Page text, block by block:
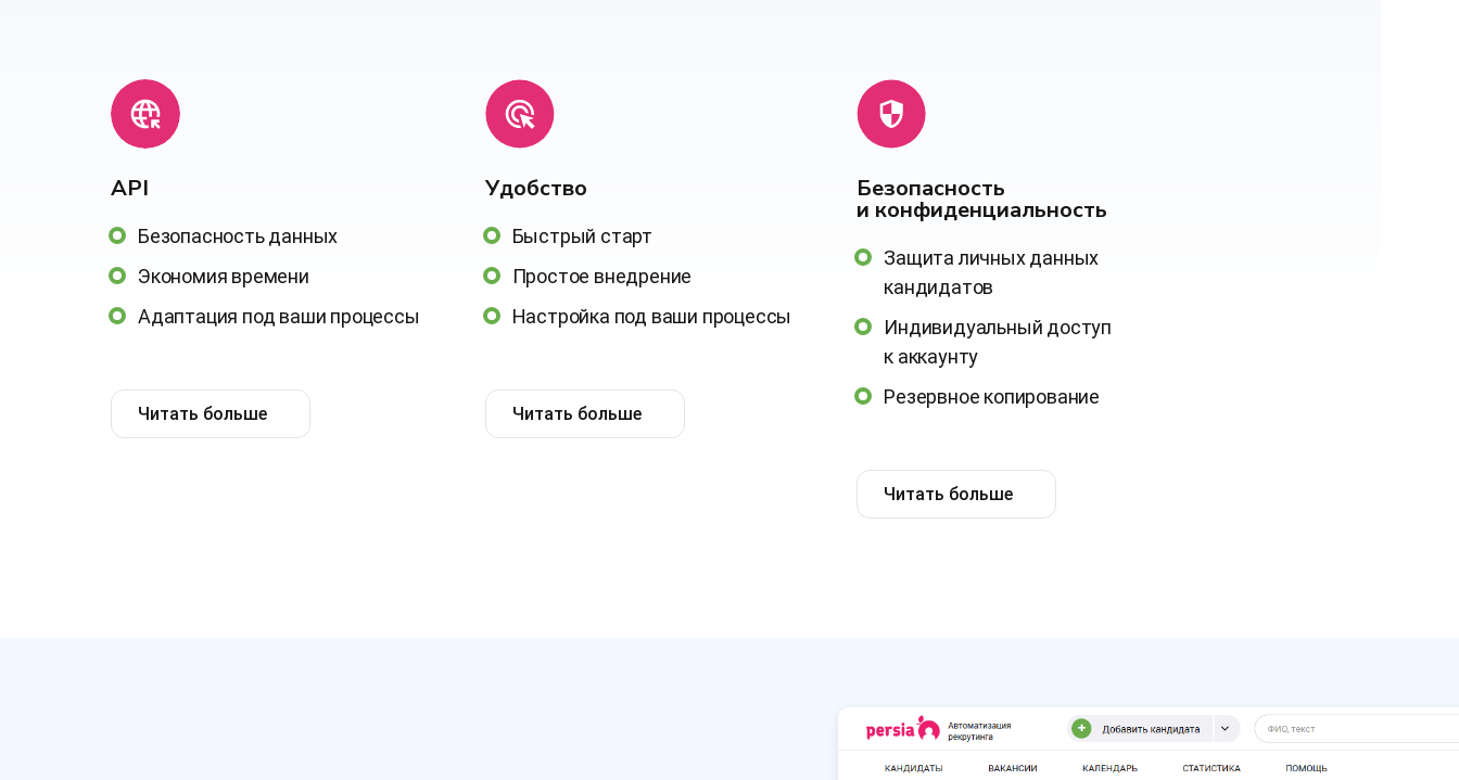
АРІ
Безопасность данных
Экономия времени
Адаптация под ваши процессы
Читать больше
Удобство
Быстрый старт
Простое внедрение
Настройка под ваши процессы
Читать больше
Безопасность
и конфиденциальность
Защита личных данных
кандидатов
Индивидуальный доступ
к аккаунту
Резервное копирование
Читать больше